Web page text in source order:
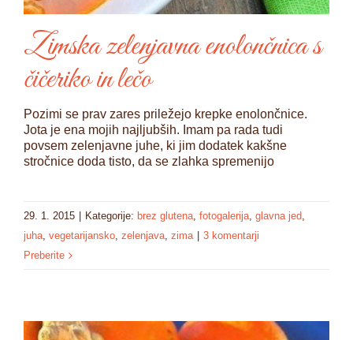
Zimska zelenjavna enolončnica s
čičeriko in lečo
Pozimi se prav zares priležejo krepke enolončnice.
Jota je ena mojih najljubših. Imam pa rada tudi
povsem zelenjavne juhe, ki jim dodatek kakšne
stročnice doda tisto, da se zlahka spremenijo
29. 1. 2015 Kategorije: brez glutena, fotogalerija, glavna jed,
juha, vegetarijansko, zelenjava, zima
3 komentarji
Preberite